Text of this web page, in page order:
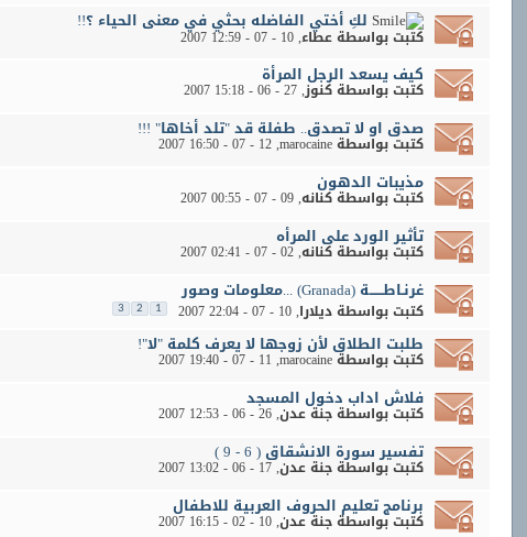
لكِ أختي الفاضله بحثي في معنى الحياء ؟!!
كتبت بواسطةعطاء‏, 10 - 07 - 2007 12:59
كيف يسعد الرجل المرأة
كتبت بواسطةكنوز‏, 27 - 06 - 2007 15:18
صدق او لا تصدق.. طفلة قد "تلد أخاها" !!!
كتبت بواسطةmarocaine
‏, 12 - 07 - 2007 16:50
مذيبات الدهون
كتبت بواسطةكنانه‏, 09 - 07 - 2007 00:55
تأثير الورد على المرأه
كتبت بواسطةكنانه‏, 02 - 07 - 2007 02:41
غرنـاطــــــة (Granada) ...معلومات وصور
كتبت بواسطةديلارا‏, 10 - 07 - 2007 22:04
1
2
3
طلبت الطلاق لأن زوجها لا يعرف كلمة "لا"!
كتبت بواسطةmarocaine
‏, 11 - 07 - 2007 19:40
فلاش اداب دخول المسجد
كتبت بواسطةجنة عدن‏, 26 - 06 - 2007 12:53
تفسير سورة الانشقاق ( 6 - 9 )
كتبت بواسطةجنة عدن‏, 17 - 06 - 2007 13:02
برنامج تعليم الحروف العربية للاطفال
كتبت بواسطةجنة عدن‏, 10 - 02 - 2007 16:15